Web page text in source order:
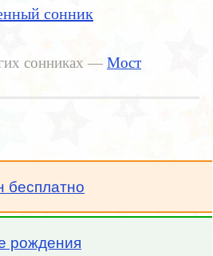
сонник
сонниках — Мост
бесплатно
рождения